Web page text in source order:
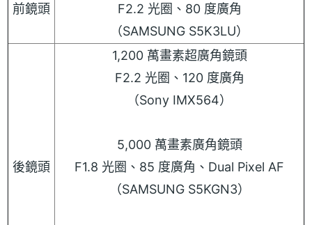
前鏡頭
F2.2 光圈、80 度廣角
（SAMSUNG S5K3LU）
後鏡頭
1,200 萬畫素超廣角鏡頭
F2.2 光圈、120 度廣角
（Sony IMX564）
5,000 萬畫素廣角鏡頭
F1.8 光圈、85 度廣角、Dual Pixel AF
（SAMSUNG S5KGN3）